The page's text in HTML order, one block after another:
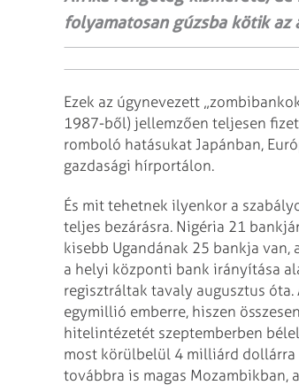
folyamatosan gúzsba kötik
Ezek az úgynevezett
1987-ből) jellemzően teljesen
romboló hatásukat Japánban,
gazdasági hírportálon.
És mit tehetnek ilyenkor a
teljes bezárásra. Nigéria 21
kisebb Ugandának 25 bankja
a helyi központi bank irányítása
regisztráltak tavaly augusztus
egymillió emberre, hiszen
hitelintézetét szeptemberben
most körülbelül 4 milliárd dollárra
továbbra is magas Mozambikban,